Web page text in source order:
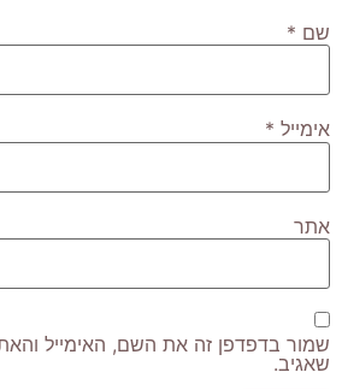
שם *
אימייל *
אתר
שמור בדפדפן זה את השם, האימייל
שאגיב.